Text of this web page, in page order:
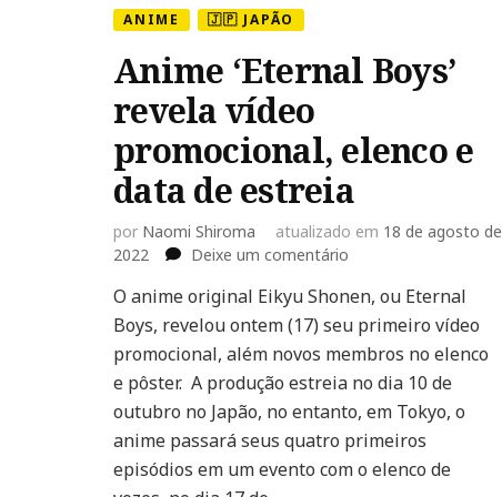
ANIME 🇯🇵 JAPÃO
Anime ‘Eternal Boys’
revela vídeo
promocional, elenco e
data de estreia
por Naomi Shiroma atualizado em 18 de agosto de
2022
Deixe um comentário
‘Eternal
Boys’
revela
promocional,
elenco
e
data
O anime original Eikyu Shonen, ou Eternal
Boys, revelou ontem (17) seu primeiro vídeo
promocional, além novos membros no elenco
e pôster. A produção estreia no dia 10 de
outubro no Japão, no entanto, em Tokyo, o
anime passará seus quatro primeiros
episódios em um evento com o elenco de